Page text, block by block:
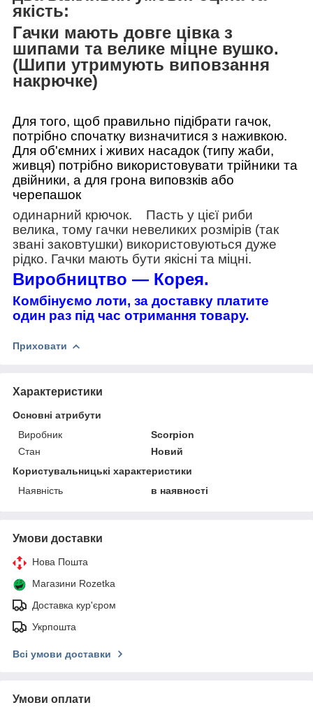
якість:
Гачки мають довге цівка з
шипами та велике міцне вушко.
(Шипи утримують виповзання
накрючке)
Для того, щоб правильно підібрати гачок,
потрібно спочатку визначитися з наживкою.
Для об'ємних і живих насадок (типу жаби,
живця) потрібно використовувати трійники та
двійники, а для грона виповзків або
черепашок
одинарний крючок. Пасть у цієї риби
велика, тому гачки невеликих розмірів (так
звані заковтушки) використовуються дуже
рідко. Гачки мають бути якісні та міцні.
Виробництво — Корея.
Комбінуємо лоти, за доставку платите
один раз під час отримання товару.
Приховати
Характеристики
Основні атрибути
Виробник
Scorpion
Стан
Новий
Користувальницькі характеристики
Наявність
в наявності
Умови доставки
Нова Пошта
Магазини Rozetka
Доставка кур'єром
Укрпошта
Всі умови доставки
Умови оплати